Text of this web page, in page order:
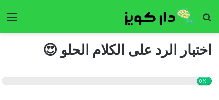
بحث
عن
اختبار الرد على الكلام الحلو 😍
0%